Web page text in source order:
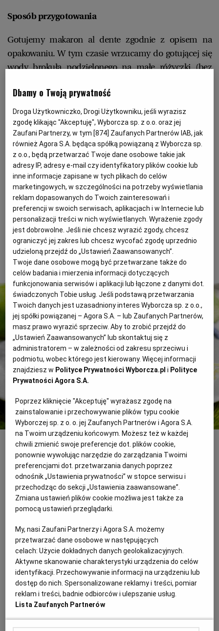
SZCZECIN
TORUŃ
TRÓJMIASTO
WAŁBRZYCH
WARSZAWA
WROCŁAW
ZAKOPANE
ZIELONA GÓRA
Sposób przygotowania
Gotujemy makaron al dente zgodnie z opisem na
opakowaniu. W tym czasie wrzucamy do gotującej się
wody brokuła podzielonego na małe różyczki (bez
Blanszujemy 3-4 min, tak aby warzywa pozostały
chrupkie. Na patelni rozgrzewamy oliwę, wrzucamy
przeciśnięty przez praskę czosnek i podsmażamy 2
min. Zmniejszamy ogień, wlewamy śmietanę,
wrzucamy pokruszone kawałki sera i gotujemy, cały
czas mieszając, aż ser się rozpuści.
Sos doprawiamy gałką, solą i pieprzem. Dodajemy
odcedzone warzywa i makaron. Podajemy od razu albo
wkładamy do plastikowego pudełka i wrzucamy do
kosza piknikowego (makaron świetnie smakuje na
zimno).
2 z 10
Fot. Arkadiusz Ścichocki / Agencja Wyborcza.pl
Spaghetti carbonara
Składniki
8 żółtek
4 łyżki startego sera grana padano
40-45 dag spaghetti
grubo mielony pieprz
garść chudego wędzonego boczku pokrojonego w
kosteczkę
nieco oliwy
Sposób przygotowania
Ugotuj makaron w osolonej wodzie (możesz dodać
nieco oliwy, aby makaron się nie sklejał, ale nie jest to
Dbamy o Twoją prywatność
Droga Użytkowniczko, Drogi Użytkowniku, jeśli wyrazisz
zgodę klikając "Akceptuję", Wyborcza sp. z o.o. oraz jej
Zaufani Partnerzy, w tym [874] Zaufanych Partnerów IAB, jak
również Agora S.A. będąca spółką powiązaną z Wyborcza sp.
z o.o., będą przetwarzać Twoje dane osobowe takie jak
adresy IP, adresy e-mail czy identyfikatory plików cookie lub
inne informacje zapisane w tych plikach do celów
marketingowych, w szczególności na potrzeby wyświetlania
reklam dopasowanych do Twoich zainteresowań i
preferencji w swoich serwisach, aplikacjach i w Internecie lub
personalizacji treści w nich wyświetlanych. Wyrażenie zgody
jest dobrowolne. Jeśli nie chcesz wyrazić zgody, chcesz
ograniczyć jej zakres lub chcesz wycofać zgodę uprzednio
udzieloną przejdź do „Ustawień Zaawansowanych”.
Twoje dane osobowe mogą być przetwarzane także do
celów badania i mierzenia informacji dotyczących
funkcjonowania serwisów i aplikacji lub łączone z danymi dot.
świadczonych Tobie usług. Jeśli podstawą przetwarzania
Twoich danych jest uzasadniony interes Wyborcza sp. z o.o.,
jej spółki powiązanej – Agora S.A. – lub Zaufanych Partnerów,
masz prawo wyrazić sprzeciw. Aby to zrobić przejdź do
„Ustawień Zaawansowanych” lub skontaktuj się z
administratorem – w zależności od zakresu sprzeciwu i
podmiotu, wobec którego jest kierowany. Więcej informacji
znajdziesz w Polityce Prywatności Wyborcza.pl i Polityce
Prywatności Agora S.A.
Poprzez kliknięcie "Akceptuję" wyrażasz zgodę na
zainstalowanie i przechowywanie plików typu cookie
Wyborczej sp. z o. o. jej Zaufanych Partnerów i Agora S.A.
na Twoim urządzeniu końcowym. Możesz też w każdej
chwili zmienić swoje preferencje dot. plików cookie,
ponownie wywołując narzędzie do zarządzania Twoimi
preferencjami dot. przetwarzania danych poprzez
odnośnik „Ustawienia prywatności” w stopce serwisu i
przechodząc do sekcji „Ustawienia zaawansowane”.
Zmiana ustawień plików cookie możliwa jest także za
pomocą ustawień przeglądarki.
My, nasi Zaufani Partnerzy i Agora S.A. możemy
przetwarzać dane osobowe w następujących
celach:Użycie dokładnych danych geolokalizacyjnych.
Aktywne skanowanie charakterystyki urządzenia do celów
identyfikacji. Przechowywanie informacji na urządzeniu lub
dostęp do nich. Spersonalizowane reklamy i treści, pomiar
reklam i treści, badnie odbiorców i ulepszanie usług.
Lista Zaufanych Partnerów